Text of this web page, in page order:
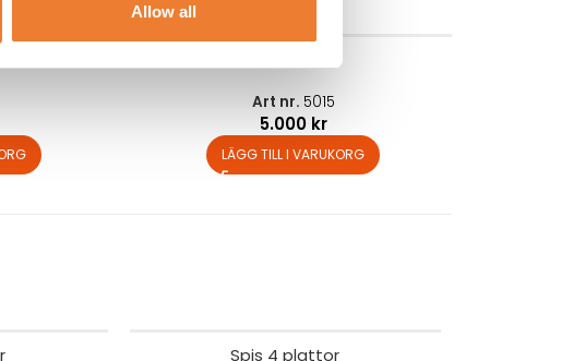
Allow all
Art nr. 5015
5.000 kr
LÄGG TILL I VARUKORG
Spis 4 plattor